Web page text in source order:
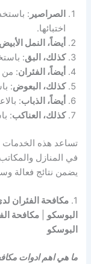
الصراصير :
اختبائها.
أيضاً، النمل الأبيض
كذلك، البق:
أيضاً، الفئران: من
كذلك، البعوض:
أيضاً، الذباب:
كذلك، العناكب:
تساعد هذه
في المنازل
يضمن نتائج فعالة
1. مكافحة الفئران
البوسكو |مكافحة
البوسكو
ما هي اهم ادوات